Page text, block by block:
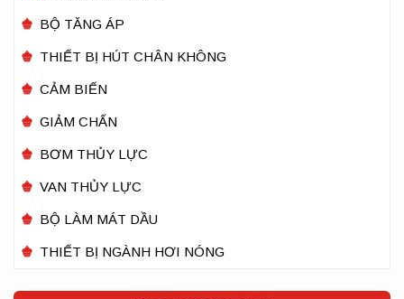
BỘ TĂNG ÁP
THIẾT BỊ HÚT CHÂN KHÔNG
CẢM BIẾN
GIẢM CHẤN
BƠM THỦY LỰC
VAN THỦY LỰC
BỘ LÀM MÁT DẦU
THIẾT BỊ NGÀNH HƠI NÓNG